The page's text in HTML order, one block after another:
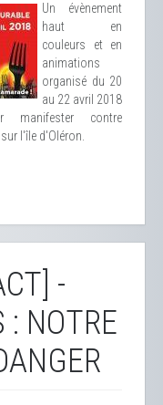
Un évènement
haut en
couleurs et en
animations
organisé du 20
au 22 avril 2018
contre
l'île d'Oléron.
-
: NOTRE